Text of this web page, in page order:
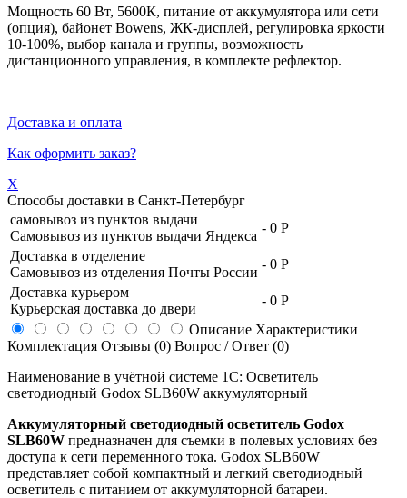
Мощность 60 Вт, 5600К, питание от аккумулятора или сети
(опция), байонет Bowens, ЖК-дисплей, регулировка яркости
10-100%, выбор канала и группы, возможность
дистанционного управления, в комплекте рефлектор.
Доставка и оплата
Как оформить заказ?
X
Способы доставки в Санкт-Петербург
самовывоз из пунктов выдачи
Самовывоз из пунктов выдачи Яндекса
- 0 Р
Доставка в отделение
Самовывоз из отделения Почты России
- 0 Р
Доставка курьером
Курьерская доставка до двери
- 0 Р
Описание Характеристики
Комплектация Отзывы (0) Вопрос / Ответ (0)
Наименование в учётной системе 1С: Осветитель
светодиодный Godox SLB60W аккумуляторный
Аккумуляторный светодиодный осветитель Godox
SLB60W предназначен для съемки в полевых условиях без
доступа к сети переменного тока. Godox SLB60W
представляет собой компактный и легкий светодиодный
осветитель с питанием от аккумуляторной батареи.